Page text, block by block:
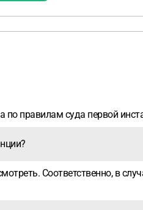
правилам суда первой
Соответственно, в